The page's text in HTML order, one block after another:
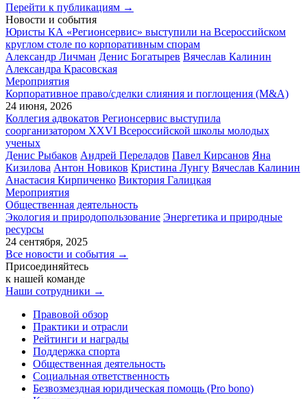
Перейти к публикациям →
Новости и события
Юристы КА «Регионсервис» выступили на Всероссийском
круглом столе по корпоративным спорам
Александр Личман Денис Богатырев Вячеслав Калинин
Александра Красовская
Мероприятия
Корпоративное право/сделки слияния и поглощения (M&A)
24 июня, 2026
Коллегия адвокатов Регионсервис выступила
соорганизатором XХVI Всероссийской школы молодых
ученых
Денис Рыбаков Андрей Переладов Павел Кирсанов Яна
Кизилова Антон Новиков Кристина Лунгу Вячеслав Калинин
Анастасия Кирпиченко Виктория Галицкая
Мероприятия
Общественная деятельность
Экология и природопользование Энергетика и природные
ресурсы
24 сентября, 2025
Все новости и события →
Присоединяйтесь
к нашей команде
Наши сотрудники →
Правовой обзор
Практики и отрасли
Рейтинги и награды
Поддержка спорта
Общественная деятельность
Социальная ответственность
Безвозмездная юридическая помощь (Pro bono)